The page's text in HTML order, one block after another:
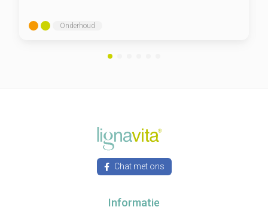
Onderhoud
Chat met ons
Informatie